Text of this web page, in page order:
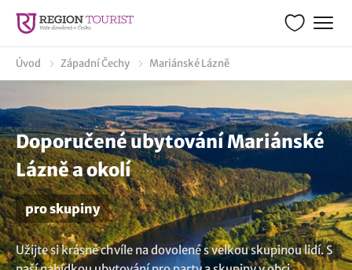
Úvod Západní Čechy Mariánské Lázně
Doporučené ubytování Mariánské
Lázně a okolí
pro skupiny
Užijte si krásné chvíle na dovolené s velkou skupinou lidí. S